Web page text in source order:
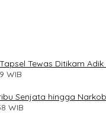
Tewas Ditikam
WIB
Senjata hingga
WIB